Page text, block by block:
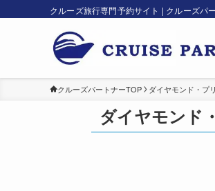
クルーズ旅行専門予約サイト | クルーズパ
クルーズパートナーTOP ダイヤモンド・プ
ダイヤモンド